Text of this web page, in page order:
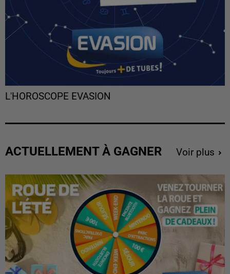
L'HOROSCOPE EVASION
ACTUELLEMENT À GAGNER Voir plus